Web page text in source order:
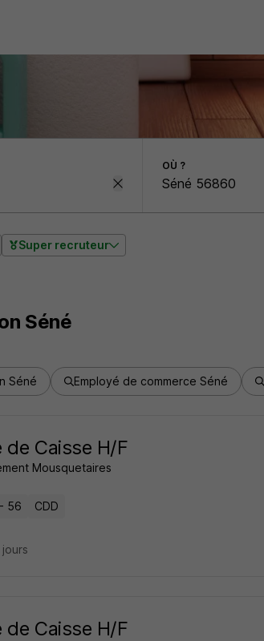
OÙ ?
Super recruteur
Séné
Séné Employé de commerce Séné
de Caisse H/F
Mousquetaires
56 CDD
de Caisse H/F